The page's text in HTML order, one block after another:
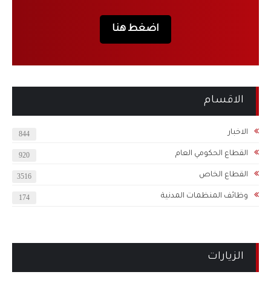
اضغط هنا
الاقسام
الاخبار 844
القطاع الحكومي العام 920
القطاع الخاص 3516
وظائف المنظمات المدنية 174
الزيارات